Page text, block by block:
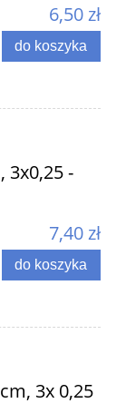
6,50 zł
do koszyka
3x0,25 -
7,40 zł
do koszyka
3x 0,25